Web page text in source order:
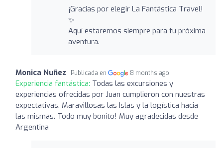
¡Gracias por elegir La Fantástica Travel!
✨
Aquí estaremos siempre para tu próxima
aventura.
Monica Nuñez Publicada en 8 months ago
Experiencia fantástica: Todas las excursiones y
experiencias ofrecidas por Juan cumplieron con nuestras
expectativas. Maravillosas las Islas y la logística hacia
las mismas. Todo muy bonito! Muy agradecidas desde
Argentina